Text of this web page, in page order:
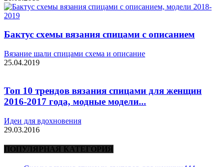
Бактус схемы вязания спицами с описанием
Вязание шали спицами схема и описание
25.04.2019
Топ 10 трендов вязания спицами для женщин
2016-2017 года, модные модели...
Идеи для вдохновения
29.03.2016
ПОПУЛЯРНАЯ КАТЕГОРИЯ